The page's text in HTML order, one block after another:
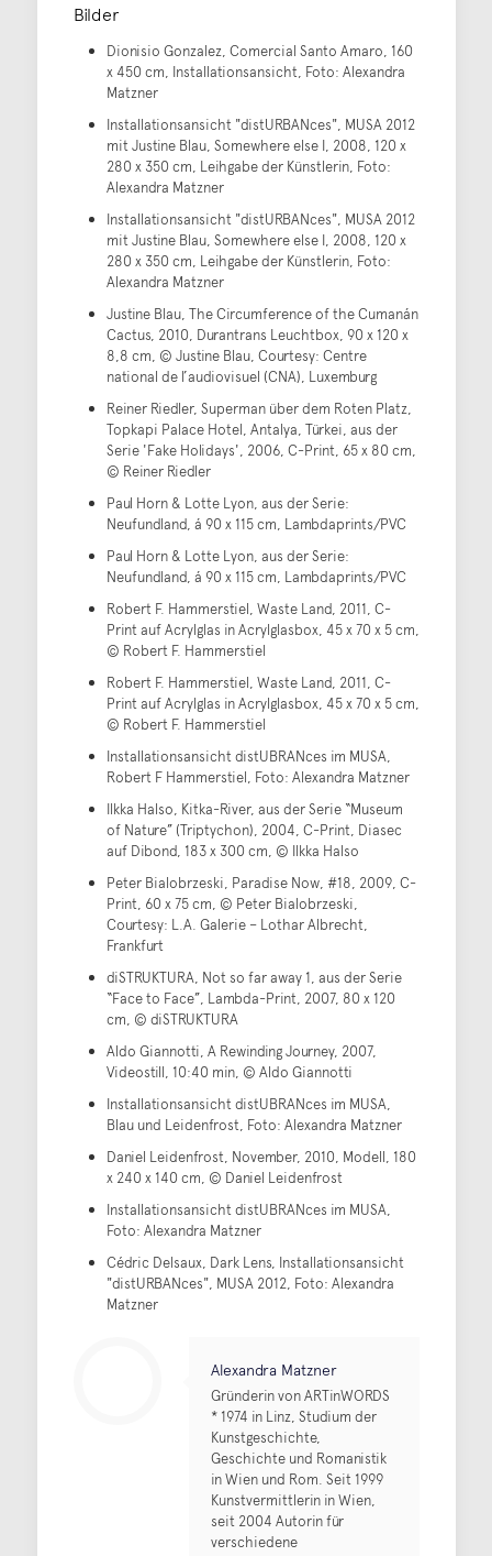
Bilder
Dionisio Gonzalez, Comercial Santo Amaro, 160
x 450 cm, Installationsansicht, Foto: Alexandra
Matzner
Installationsansicht "distURBANces", MUSA 2012
mit Justine Blau, Somewhere else I, 2008, 120 x
280 x 350 cm, Leihgabe der Künstlerin, Foto:
Alexandra Matzner
Installationsansicht "distURBANces", MUSA 2012
mit Justine Blau, Somewhere else I, 2008, 120 x
280 x 350 cm, Leihgabe der Künstlerin, Foto:
Alexandra Matzner
Justine Blau, The Circumference of the Cumanán
Cactus, 2010, Durantrans Leuchtbox, 90 x 120 x
8,8 cm, © Justine Blau, Courtesy: Centre
national de l’audiovisuel (CNA), Luxemburg
Reiner Riedler, Superman über dem Roten Platz,
Topkapi Palace Hotel, Antalya, Türkei, aus der
Serie 'Fake Holidays', 2006, C-Print, 65 x 80 cm,
© Reiner Riedler
Paul Horn & Lotte Lyon, aus der Serie:
Neufundland, á 90 x 115 cm, Lambdaprints/PVC
Paul Horn & Lotte Lyon, aus der Serie:
Neufundland, á 90 x 115 cm, Lambdaprints/PVC
Robert F. Hammerstiel, Waste Land, 2011, C-
Print auf Acrylglas in Acrylglasbox, 45 x 70 x 5 cm,
© Robert F. Hammerstiel
Robert F. Hammerstiel, Waste Land, 2011, C-
Print auf Acrylglas in Acrylglasbox, 45 x 70 x 5 cm,
© Robert F. Hammerstiel
Installationsansicht distUBRANces im MUSA,
Robert F Hammerstiel, Foto: Alexandra Matzner
Ilkka Halso, Kitka-River, aus der Serie “Museum
of Nature” (Triptychon), 2004, C-Print, Diasec
auf Dibond, 183 x 300 cm, © Ilkka Halso
Peter Bialobrzeski, Paradise Now, #18, 2009, C-
Print, 60 x 75 cm, © Peter Bialobrzeski,
Courtesy: L.A. Galerie – Lothar Albrecht,
Frankfurt
diSTRUKTURA, Not so far away 1, aus der Serie
“Face to Face”, Lambda-Print, 2007, 80 x 120
cm, © diSTRUKTURA
Aldo Giannotti, A Rewinding Journey, 2007,
Videostill, 10:40 min, © Aldo Giannotti
Installationsansicht distUBRANces im MUSA,
Blau und Leidenfrost, Foto: Alexandra Matzner
Daniel Leidenfrost, November, 2010, Modell, 180
x 240 x 140 cm, © Daniel Leidenfrost
Installationsansicht distUBRANces im MUSA,
Foto: Alexandra Matzner
Cédric Delsaux, Dark Lens, Installationsansicht
"distURBANces", MUSA 2012, Foto: Alexandra
Matzner
Alexandra Matzner
Gründerin von ARTinWORDS
* 1974 in Linz, Studium der
Kunstgeschichte,
Geschichte und Romanistik
in Wien und Rom. Seit 1999
Kunstvermittlerin in Wien,
seit 2004 Autorin für
verschiedene